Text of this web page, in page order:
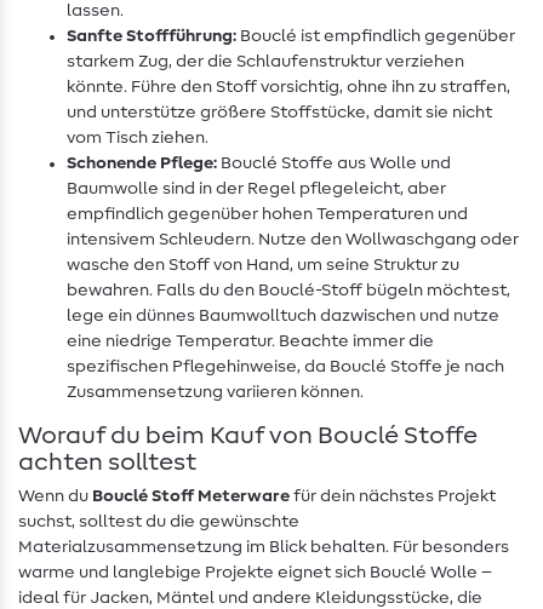
lassen.
Sanfte Stoffführung: Bouclé ist empfindlich gegenüber
starkem Zug, der die Schlaufenstruktur verziehen
könnte. Führe den Stoff vorsichtig, ohne ihn zu straffen,
und unterstütze größere Stoffstücke, damit sie nicht
vom Tisch ziehen.
Schonende Pflege: Bouclé Stoffe aus Wolle und
Baumwolle sind in der Regel pflegeleicht, aber
empfindlich gegenüber hohen Temperaturen und
intensivem Schleudern. Nutze den Wollwaschgang oder
wasche den Stoff von Hand, um seine Struktur zu
bewahren. Falls du den Bouclé-Stoff bügeln möchtest,
lege ein dünnes Baumwolltuch dazwischen und nutze
eine niedrige Temperatur. Beachte immer die
spezifischen Pflegehinweise, da Bouclé Stoffe je nach
Zusammensetzung variieren können.
Worauf du beim Kauf von Bouclé Stoffe
achten solltest
Wenn du Bouclé Stoff Meterware für dein nächstes Projekt
suchst, solltest du die gewünschte
Materialzusammensetzung im Blick behalten. Für besonders
warme und langlebige Projekte eignet sich Bouclé Wolle –
ideal für Jacken, Mäntel und andere Kleidungsstücke, die